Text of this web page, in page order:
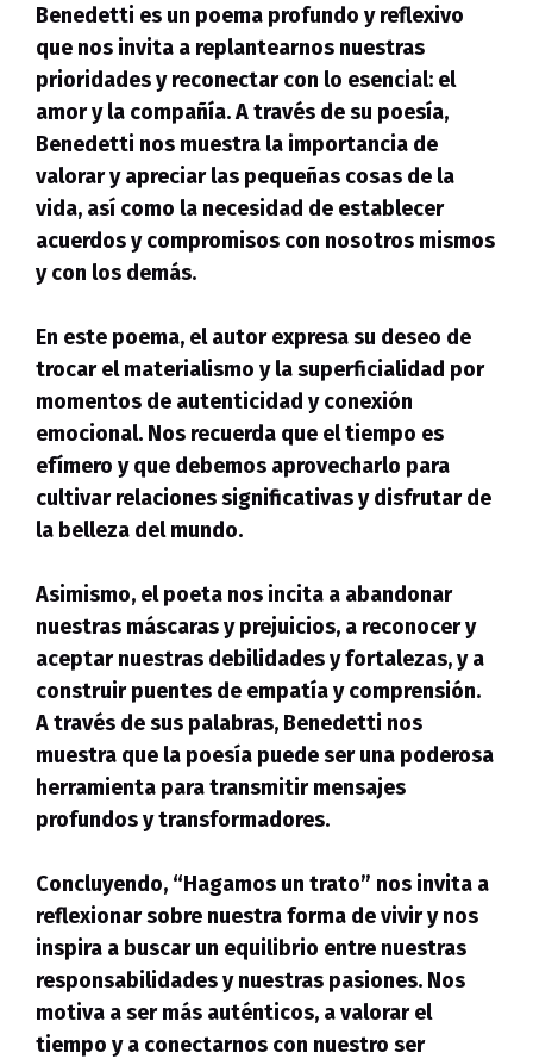
Benedetti es un poema profundo y reflexivo
que nos invita a replantearnos nuestras
prioridades y reconectar con lo esencial: el
amor y la compañía. A través de su poesía,
Benedetti nos muestra la importancia de
valorar y apreciar las pequeñas cosas de la
vida, así como la necesidad de establecer
acuerdos y compromisos con nosotros mismos
y con los demás.
En este poema, el autor expresa su deseo de
trocar el materialismo y la superficialidad por
momentos de autenticidad y conexión
emocional. Nos recuerda que el tiempo es
efímero y que debemos aprovecharlo para
cultivar relaciones significativas y disfrutar de
la belleza del mundo.
Asimismo, el poeta nos incita a abandonar
nuestras máscaras y prejuicios, a reconocer y
aceptar nuestras debilidades y fortalezas, y a
construir puentes de empatía y comprensión.
A través de sus palabras, Benedetti nos
muestra que la poesía puede ser una poderosa
herramienta para transmitir mensajes
profundos y transformadores.
Concluyendo, “Hagamos un trato” nos invita a
reflexionar sobre nuestra forma de vivir y nos
inspira a buscar un equilibrio entre nuestras
responsabilidades y nuestras pasiones. Nos
motiva a ser más auténticos, a valorar el
tiempo y a conectarnos con nuestro ser